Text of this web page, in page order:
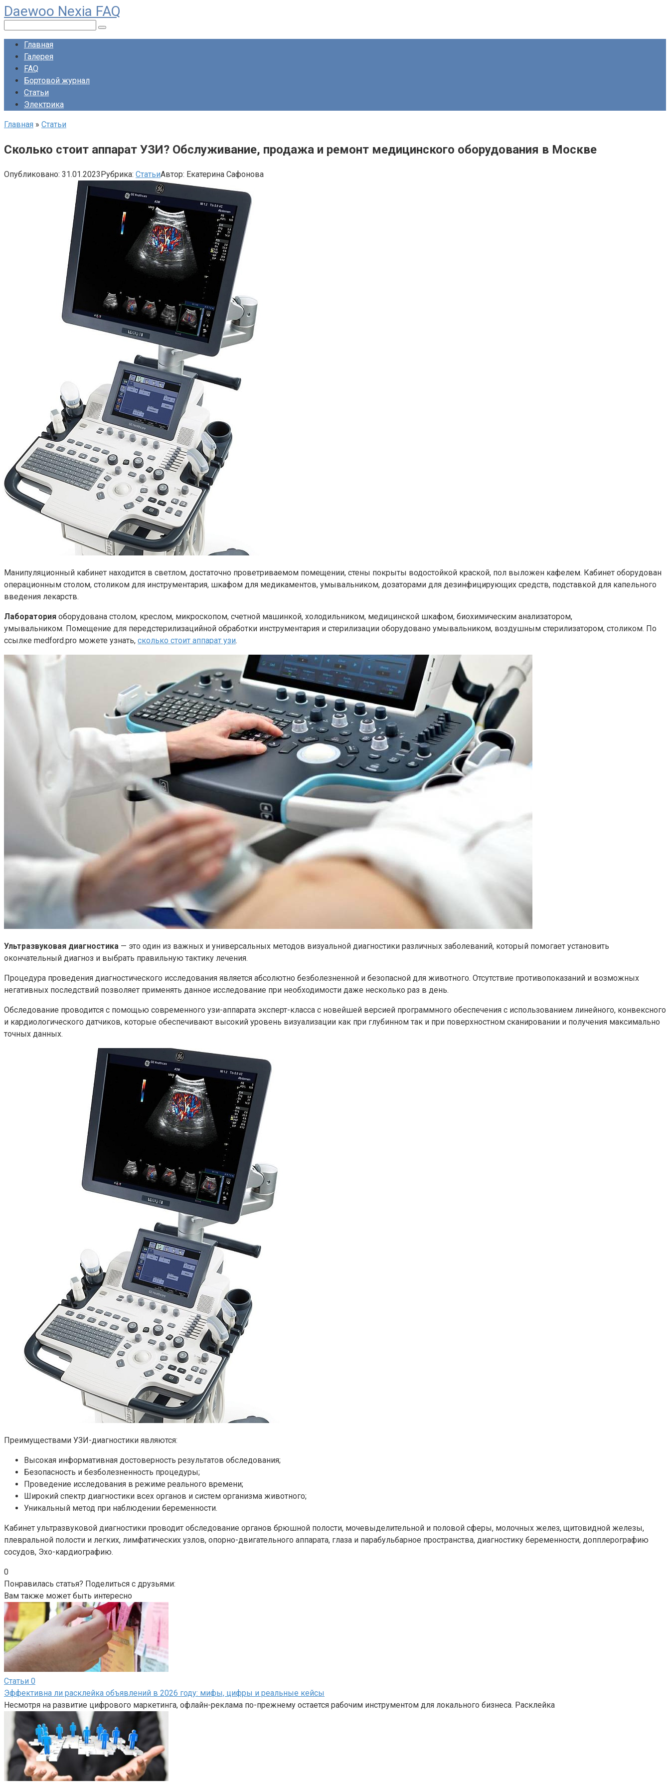
Перейти
к
контенту
Daewoo Nexia FAQ
Главная
Галерея
FAQ
Бортовой журнал
Статьи
Электрика
Главная » Статьи
Сколько стоит аппарат УЗИ? Обслуживание, продажа и ремонт медицинского оборудования в Москве
Опубликовано: 31.01.2023Рубрика: СтатьиАвтор: Екатерина Сафонова
Манипуляционный кабинет находится в светлом, достаточно проветриваемом помещении, стены покрыты водостойкой краской, пол выложен кафелем. Кабинет оборудован
операционным столом, столиком для инструментария, шкафом для медикаментов, умывальником, дозаторами для дезинфицирующих средств, подставкой для капельного
введения лекарств.
Лаборатория оборудована столом, креслом, микроскопом, счетной машинкой, холодильником, медицинской шкафом, биохимическим анализатором,
умывальником. Помещение для передстерилизацийной обработки инструментария и стерилизации оборудовано умывальником, воздушным стерилизатором, столиком. По
ссылке medford.pro можете узнать, сколько стоит аппарат узи.
Ультразвуковая диагностика — это один из важных и универсальных методов визуальной диагностики различных заболеваний, который помогает установить
окончательный диагноз и выбрать правильную тактику лечения.
Процедура проведения диагностического исследования является абсолютно безболезненной и безопасной для животного. Отсутствие противопоказаний и возможных
негативных последствий позволяет применять данное исследование при необходимости даже несколько раз в день.
Обследование проводится с помощью современного узи-аппарата эксперт-класса с новейшей версией программного обеспечения с использованием линейного, конвексного
и кардиологического датчиков, которые обеспечивают высокий уровень визуализации как при глубинном так и при поверхностном сканировании и получения максимально
точных данных.
Преимуществами УЗИ-диагностики являются:
Высокая информативная достоверность результатов обследования;
Безопасность и безболезненность процедуры;
Проведение исследования в режиме реального времени;
Широкий спектр диагностики всех органов и систем организма животного;
Уникальный метод при наблюдении беременности.
Кабинет ультразвуковой диагностики проводит обследование органов брюшной полости, мочевыделительной и половой сферы, молочных желез, щитовидной железы,
плевральной полости и легких, лимфатических узлов, опорно-двигательного аппарата, глаза и парабульбарное пространства, диагностику беременности, допплерографию
сосудов, Эхо-кардиографию.
0
Понравилась статья? Поделиться с друзьями:
Вам также может быть интересно
Статьи 0
Эффективна ли расклейка объявлений в 2026 году: мифы, цифры и реальные кейсы
Несмотря на развитие цифрового маркетинга, офлайн-реклама по-прежнему остается рабочим инструментом для локального бизнеса. Расклейка